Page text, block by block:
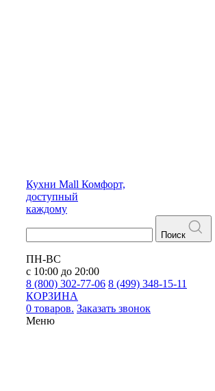
Кухни Mall Комфорт,
доступный
каждому
Поиск
ПН-ВС
с 10:00 до 20:00
8 (800) 302-77-06 8 (499) 348-15-11
КОРЗИНА
0 товаров. Заказать звонок
Меню